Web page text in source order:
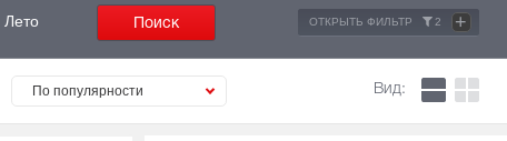
Лето ОТКРЫТЬ ФИЛЬТР 2 +
По популярности Вид: